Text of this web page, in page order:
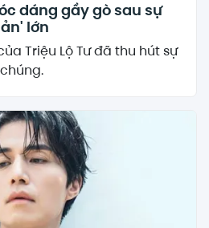
dáng gầy gò sau sự
lớn
Triệu Lộ Tư đã thu hút sự